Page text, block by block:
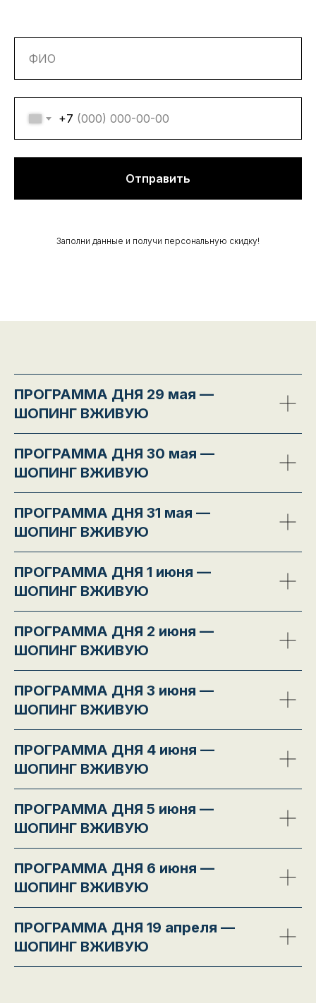
+7
Отправить
Заполни данные и получи персональную скидку!
ПРОГРАММА ДНЯ 29 мая —
ШОПИНГ ВЖИВУЮ
ПРОГРАММА ДНЯ 30 мая —
ШОПИНГ ВЖИВУЮ
ПРОГРАММА ДНЯ 31 мая —
ШОПИНГ ВЖИВУЮ
ПРОГРАММА ДНЯ 1 июня —
ШОПИНГ ВЖИВУЮ
ПРОГРАММА ДНЯ 2 июня —
ШОПИНГ ВЖИВУЮ
ПРОГРАММА ДНЯ 3 июня —
ШОПИНГ ВЖИВУЮ
ПРОГРАММА ДНЯ 4 июня —
ШОПИНГ ВЖИВУЮ
ПРОГРАММА ДНЯ 5 июня —
ШОПИНГ ВЖИВУЮ
ПРОГРАММА ДНЯ 6 июня —
ШОПИНГ ВЖИВУЮ
ПРОГРАММА ДНЯ 19 апреля —
ШОПИНГ ВЖИВУЮ